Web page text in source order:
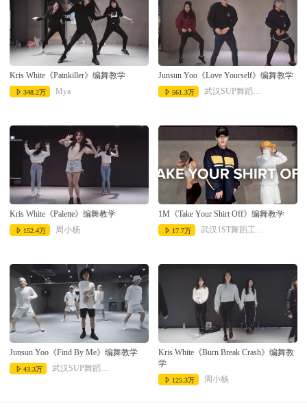
Kris White《Painkiller》编舞教学
348.2万 Mya
Junsun Yoo《Love Yourself》编舞教学
561.3万 武汉SUP舞蹈工作室
Kris White《Palette》编舞教学
152.4万 周小杨
1M《Take Your Shirt Off》编舞教学
17.7万 武汉1ST舞蹈工作室
Junsun Yoo《Find By Me》编舞教学
43.3万
Kris White《Burn Break Crash》编舞教
学
125.3万 周小杨